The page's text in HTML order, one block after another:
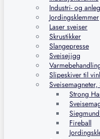
Industri- og
Jordingsklemmer
Laser sveiser
Skrustikker
Slangepresse
Sveisejigg
Slipeskiver til
Strong
Fireball